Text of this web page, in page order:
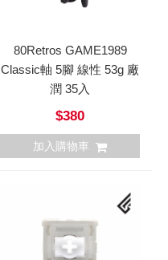
80Retros GAME1989
Classic軸 5腳 線性 53g 廠
潤 35入
$380
加入購物車